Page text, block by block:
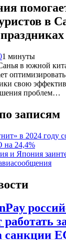
в
1 минуты
в южной
свою
проблем…
записям
в 2024 году
24,4%
и Япония
санкции